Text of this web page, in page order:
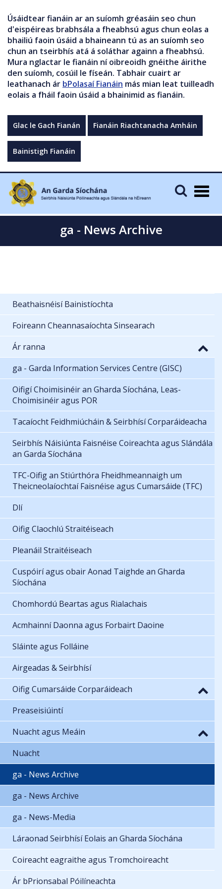
Úsáidtear fianáin ar an suíomh gréasáin seo chun
d'eispéireas brabhsála a fheabhsú agus chun eolas a
bhailiú faoin úsáid a bhaineann tú as an suíomh seo
chun an tseirbhís atá á soláthar againn a fheabhsú.
Mura nglactar le fianáin ní oibreoidh gnéithe áirithe
den suíomh, cosúil le físeán. Tabhair cuairt ar
leathanach ár bPolasaí Fianáin más mian leat tuilleadh
eolais a fháil faoin úsáid a bhainimid as fianáin.
Glac le Gach Fianán Fianáin Riachtanacha Amháin
Bainistigh Fianáin
ga - News Archive
Beathaisnéisí Bainistíochta
Foireann Cheannasaíochta Sinsearach
Ár ranna
ga - Garda Information Services Centre (GISC)
Oifigí Choimisinéir an Gharda Síochána, Leas-
Choimisinéir agus POR
Tacaíocht Feidhmiúcháin & Seirbhísí Corparáideacha
Seirbhís Náisiúnta Faisnéise Coireachta agus Slándála
an Garda Síochána
TFC-Oifig an Stiúrthóra Fheidhmeannaigh um
Theicneolaíochtaí Faisnéise agus Cumarsáide (TFC)
Dlí
Oifig Claochlú Straitéiseach
Pleanáil Straitéiseach
Cuspóirí agus obair Aonad Taighde an Gharda
Síochána
Chomhordú Beartas agus Rialachais
Acmhainní Daonna agus Forbairt Daoine
Sláinte agus Folláine
Airgeadas & Seirbhísí
Oifig Cumarsáide Corparáideach
Preaseisiúintí
Nuacht agus Meáin
Nuacht
ga - News Archive
ga - News Archive
ga - News-Media
Láraonad Seirbhísí Eolais an Gharda Síochána
Coireacht eagraithe agus Tromchoireacht
Ár bPrionsabal Póilíneachta